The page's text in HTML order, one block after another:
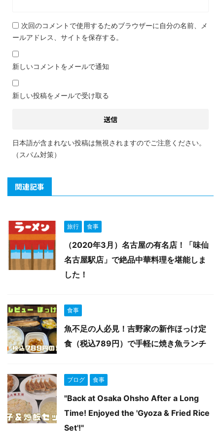
次回のコメントで使用するためブラウザーに自分の名前、メ
ールアドレス、サイトを保存する。
新しいコメントをメールで通知
新しい投稿をメールで受け取る
日本語が含まれない投稿は無視されますのでご注意ください。
（スパム対策）
関連記事
旅行 食事
（2020年3月）名古屋の有名店！「味仙
名古屋駅店」で絶品中華料理を堪能しま
した！
食事
魚不足の人必見！吉野家の新作ほっけ定
食（税込789円）で手軽に焼き魚ランチ
ブログ 食事
"Back at Osaka Ohsho After a Long
Time! Enjoyed the 'Gyoza & Fried Rice
Set'!"